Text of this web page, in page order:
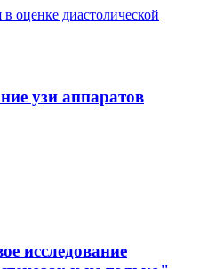
узи аппаратов
исследование